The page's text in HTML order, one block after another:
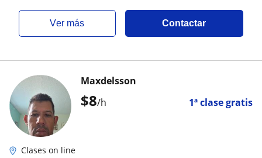
ver más Contactar
$8/h 1ª clase gratis
Maxdelsson
Clases on line